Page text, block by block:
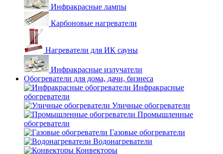
Инфракрасные лампы
Карбоновые нагреватели
Нагреватели для ИК сауны
Инфракрасные излучатели
Обогреватели для дома, дачи, бизнеса
Инфракрасные
обогреватели
Уличные обогреватели
Промышленные
обогреватели
Газовые обогреватели
Водонагреватели
Конвекторы